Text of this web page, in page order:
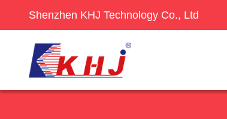
Shenzhen KHJ Technology Co., Ltd